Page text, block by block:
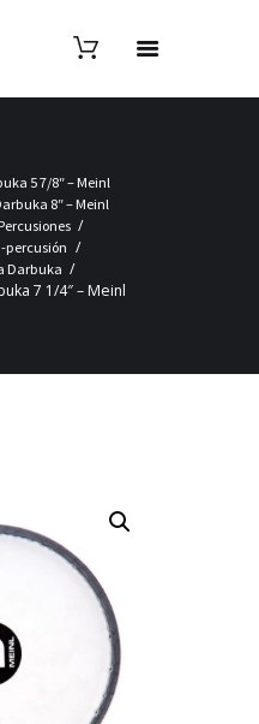
5 7/8″ – Meinl
8″ – Meinl
percusión
Darbuka
7 1/4″ – Meinl